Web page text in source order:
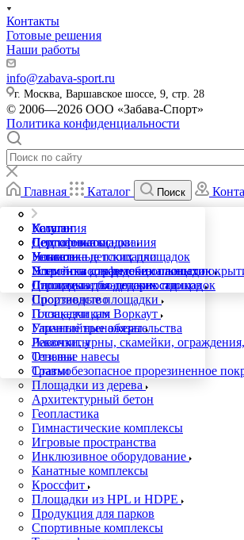
Компания
Сертификаты
Новости
Политика конфиденциальности
Дипломы и благодарности
Производство
Госзаказчикам
Гарантийные обязательства
Реквизиты
Отзывы
Статьи
Каталог
Детские площадки
Уникальные площадки
Элементы для детских площадок
Площадки для детских садиков
Спортивные площадки
Площадки для Воркаут
Уличные тренажеры
Лавочки, урны, скамейки,
Теневые навесы
Травмобезопасное прорезиненное
Площадки из дерева
Архитектурный бетон
Геопластика
Гимнастические комплексы
Игровые пространства
Инклюзивное оборудование
Канатные комплексы
Кроссфит
Площадки из HPL и HDPE
Продукция для парков
Спортивные комплексы
Услуги
Подготовка основания
Установка детских площадок
Устройство травмобезопасных
Строительство детских площадок
Контакты
Готовые решения
Наши работы
info@zabava-sport.ru
г. Москва, Варшавское шоссе, 9, стр. 28
© 2006—2026 ООО «Забава-Спорт»
Политика конфиденциальности
Главная Каталог Поиск